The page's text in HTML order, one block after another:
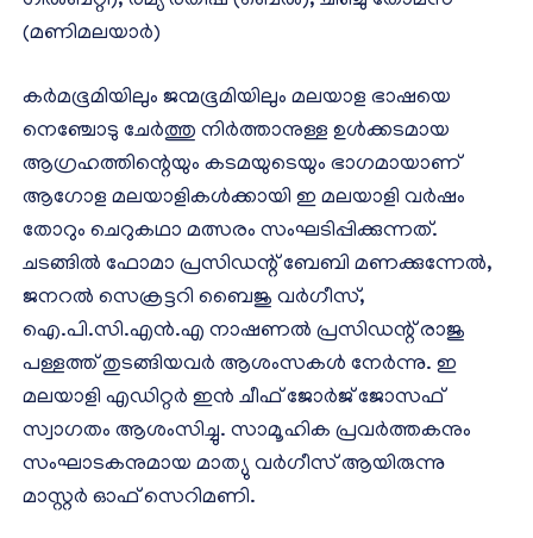
(മണിമലയാര്‍)
കര്‍മഭൂമിയിലും ജന്മഭൂമിയിലും മലയാള ഭാഷയെ
നെഞ്ചോടു ചേര്‍ത്തു നിര്‍ത്താനുള്ള ഉള്‍ക്കടമായ
ആഗ്രഹത്തിന്റെയും കടമയുടെയും ഭാഗമായാണ്
ആഗോള മലയാളികള്‍ക്കായി ഇ മലയാളി വര്‍ഷം
തോറും ചെറുകഥാ മത്സരം സംഘടിപ്പിക്കുന്നത്.
ചടങ്ങില്‍ ഫോമാ പ്രസിഡന്റ് ബേബി മണക്കുന്നേല്‍,
ജനറല്‍ സെക്രട്ടറി ബൈജു വര്‍ഗീസ്,
ഐ.പി.സി.എന്‍.എ നാഷണല്‍ പ്രസിഡന്റ് രാജു
പള്ളത്ത് തുടങ്ങിയവര്‍ ആശംസകള്‍ നേര്‍ന്നു. ഇ
മലയാളി എഡിറ്റര്‍ ഇന്‍ ചീഫ് ജോര്‍ജ് ജോസഫ്
സ്വാഗതം ആശംസിച്ചു. സാമൂഹിക പ്രവര്‍ത്തകനും
സംഘാടകനുമായ മാത്യു വര്‍ഗീസ് ആയിരുന്നു
മാസ്റ്റര്‍ ഓഫ് സെറിമണി.